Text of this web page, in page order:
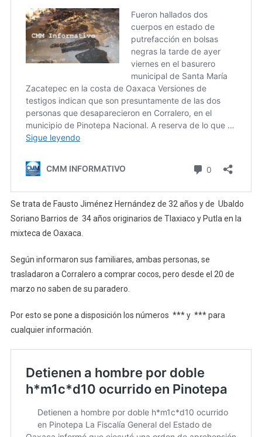
Se trata de Fausto Jiménez Hernández de 32 años y de Ubaldo
Soriano Barrios de 34 años originarios de Tlaxiaco y Putla en la
mixteca de Oaxaca.
Según informaron sus familiares, ambas personas, se
trasladaron a Corralero a comprar cocos, pero desde el 20 de
marzo no saben de su paradero.
Por esto se pone a disposición los números ***‬ y ‪ ***‬ para
cualquier información.